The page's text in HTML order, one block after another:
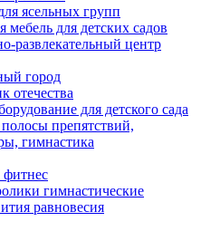
ясельных групп
мебель для детских садов
развлекательный центр
город
отечества
для детского сада
препятствий,
гимнастика
фитнес
гимнастические
равновесия